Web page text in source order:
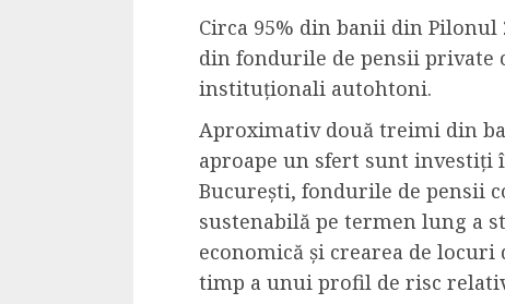
Circa 95% din banii din
din fondurile de pensii
instituționali autohtoni.
Aproximativ două treimi din
aproape un sfert sunt investiți
București, fondurile de pensii
sustenabilă pe termen lung a
economică și crearea de locuri
timp a unui profil de risc